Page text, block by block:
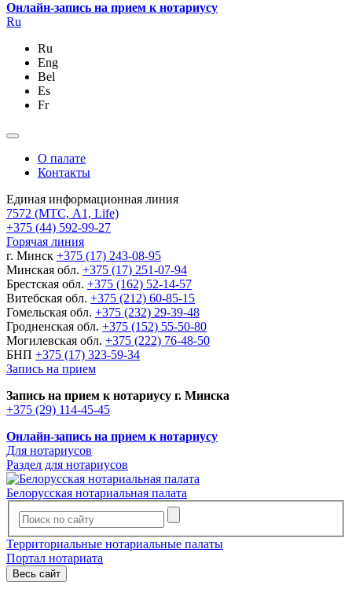
Онлайн-запись на прием к нотариусу
Ru
Ru
Eng
Bel
Es
Fr
О палате
Контакты
Единая информационная линия
7572 (МТС, A1, Life)
+375 (44) 592-99-27
Горячая линия
г. Минск +375 (17) 243-08-95
Минская обл. +375 (17) 251-07-94
Брестская обл. +375 (162) 52-14-57
Витебская обл. +375 (212) 60-85-15
Гомельская обл. +375 (232) 29-39-48
Гродненская обл. +375 (152) 55-50-80
Могилевская обл. +375 (222) 76-48-50
БНП +375 (17) 323-59-34
Запись на прием
Запись на прием к нотариусу г. Минска
+375 (29) 114-45-45
Онлайн-запись на прием к нотариусу
Для нотариусов
Раздел для нотариусов
Белорусская нотариальная палата
Территориальные нотариальные палаты
Портал нотариата
Весь сайт